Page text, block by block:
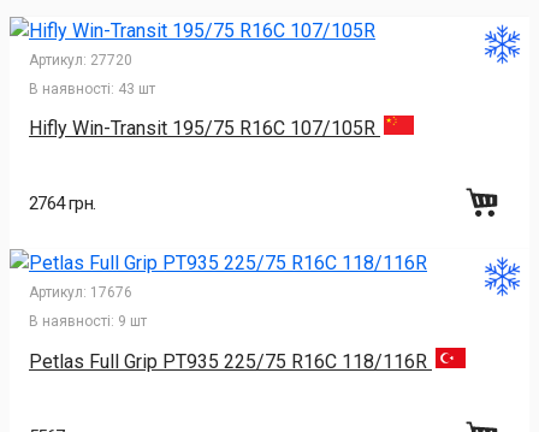
Артикул: 27720
В наявності: 43 шт
Hifly Win-Transit 195/75 R16C 107/105R
2764 грн.
Артикул: 17676
В наявності: 9 шт
Petlas Full Grip PT935 225/75 R16C 118/116R